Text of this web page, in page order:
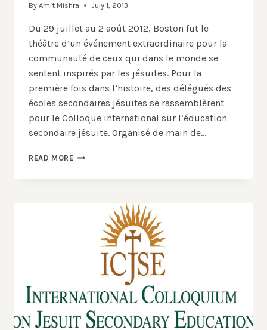
By Amit Mishra July 1, 2013
Du 29 juillet au 2 août 2012, Boston fut le
théâtre d’un événement extraordinaire pour la
communauté de ceux qui dans le monde se
sentent inspirés par les jésuites. Pour la
première fois dans l’histoire, des délégués des
écoles secondaires jésuites se rassemblèrent
pour le Colloque international sur l’éducation
secondaire jésuite. Organisé de main de…
READ MOREFAIRE
CITOYENS